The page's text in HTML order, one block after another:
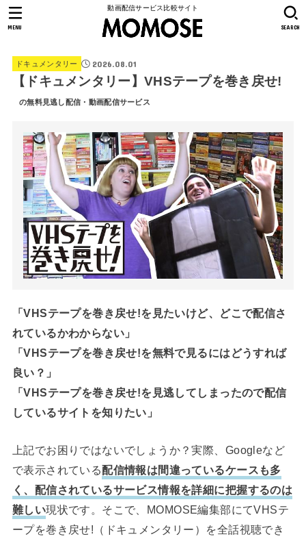
動画配信サービス比較サイト
SEARCH
MENU
ドキュメンタリー 2026.08.01
【ドキュメンタリー】VHSテープを巻き戻せ!
の無料見逃し配信・動画配信サービス
「VHSテープを巻き戻せ!を見たいけど、どこで配信さ
れているかわからない」
「VHSテープを巻き戻せ!を無料で見るにはどうすれば
良い？」
「VHSテープを巻き戻せ!を見逃してしまったので配信
しているサイトを知りたい」
上記でお困りではないでしょうか？実際、Googleなど
で表示されている配信情報は間違っているケースも多
く、配信されているサービス情報を詳細に把握するのは
難しい現状です。そこで、MOMOSE編集部にてVHSテ
ープを巻き戻せ!（ドキュメンタリー）を全話視聴でき